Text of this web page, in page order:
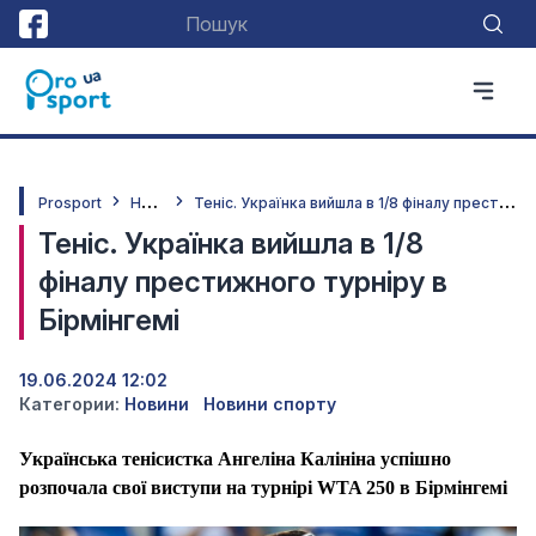
Prosport Н
овини Т
еніс. Українка вийшла в 1/8 фіналу престижного турніру в Бірмінгемі
Теніс. Українка вийшла в 1/8
фіналу престижного турніру в
Бірмінгемі
19.06.2024 12:02
Категории: Новини Новини спорту
Українська тенісистка Ангеліна Калініна успішно
розпочала свої виступи на турнірі WTA 250 в Бірмінгемі